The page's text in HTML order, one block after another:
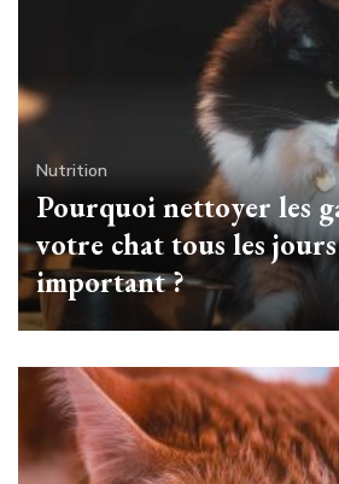
Nutrition
Pourquoi nettoyer les
votre chat tous les
important ?